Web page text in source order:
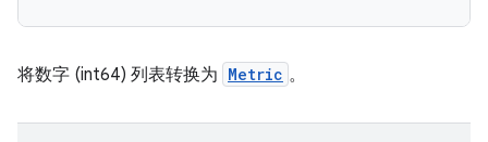
将数字 (int64) 列表转换为 Metric 。